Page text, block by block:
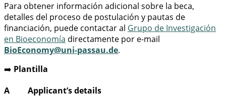
Para obtener información adicional sobre la beca,
detalles del proceso de postulación y pautas de
financiación, puede contactar al Grupo de Investigación
en Bioeconomía directamente por e-mail
BioEconomy@uni-passau.de.
➡️ Plantilla
A Applicant’s details